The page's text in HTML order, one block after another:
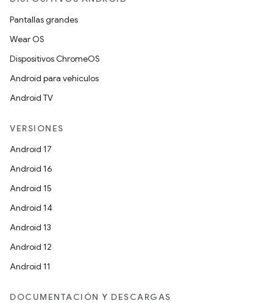
Pantallas grandes
Wear OS
Dispositivos ChromeOS
Android para vehículos
Android TV
VERSIONES
Android 17
Android 16
Android 15
Android 14
Android 13
Android 12
Android 11
DOCUMENTACIÓN Y DESCARGAS